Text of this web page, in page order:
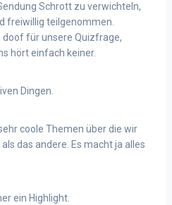
Schrott zu verwichteln,
freiwillig teilgenommen.
doof für unsere Quizfrage,
hört einfach keiner.
Dingen.
coole Themen über die wir
das andere. Es macht ja alles
ein Highlight.